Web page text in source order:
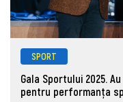
SPORT
Gala Sportului 2025.
pentru performanța